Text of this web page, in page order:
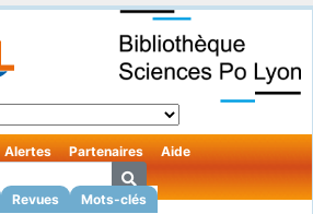
Revues Mots-clés
Alertes Partenaires Aide